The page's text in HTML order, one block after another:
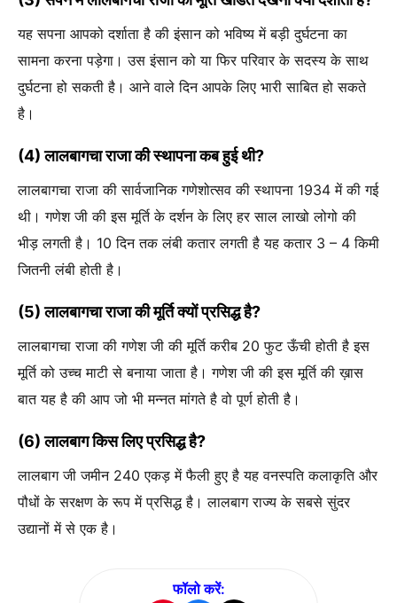
यह सपना आपको दर्शाता है की इंसान को भविष्य में बड़ी दुर्घटना का
सामना करना पड़ेगा। उस इंसान को या फिर परिवार के सदस्य के साथ
दुर्घटना हो सकती है। आने वाले दिन आपके लिए भारी साबित हो सकते
है।
(4) लालबागचा राजा की स्थापना कब हुई थी?
लालबागचा राजा की सार्वजानिक गणेशोत्सव की स्थापना 1934 में की गई
थी। गणेश जी की इस मूर्ति के दर्शन के लिए हर साल लाखो लोगो की
भीड़ लगती है। 10 दिन तक लंबी कतार लगती है यह कतार 3 – 4 किमी
जितनी लंबी होती है।
(5) लालबागचा राजा की मूर्ति क्यों प्रसिद्ध है?
लालबागचा राजा की गणेश जी की मूर्ति करीब 20 फुट ऊँची होती है इस
मूर्ति को उच्च माटी से बनाया जाता है। गणेश जी की इस मूर्ति की ख़ास
बात यह है की आप जो भी मन्नत मांगते है वो पूर्ण होती है।
(6) लालबाग किस लिए प्रसिद्ध है?
लालबाग जी जमीन 240 एकड़ में फैली हुए है यह वनस्पति कलाकृति और
पौधों के सरक्षण के रूप में प्रसिद्ध है। लालबाग राज्य के सबसे सुंदर
उद्यानों में से एक है।
फॉलो करें: